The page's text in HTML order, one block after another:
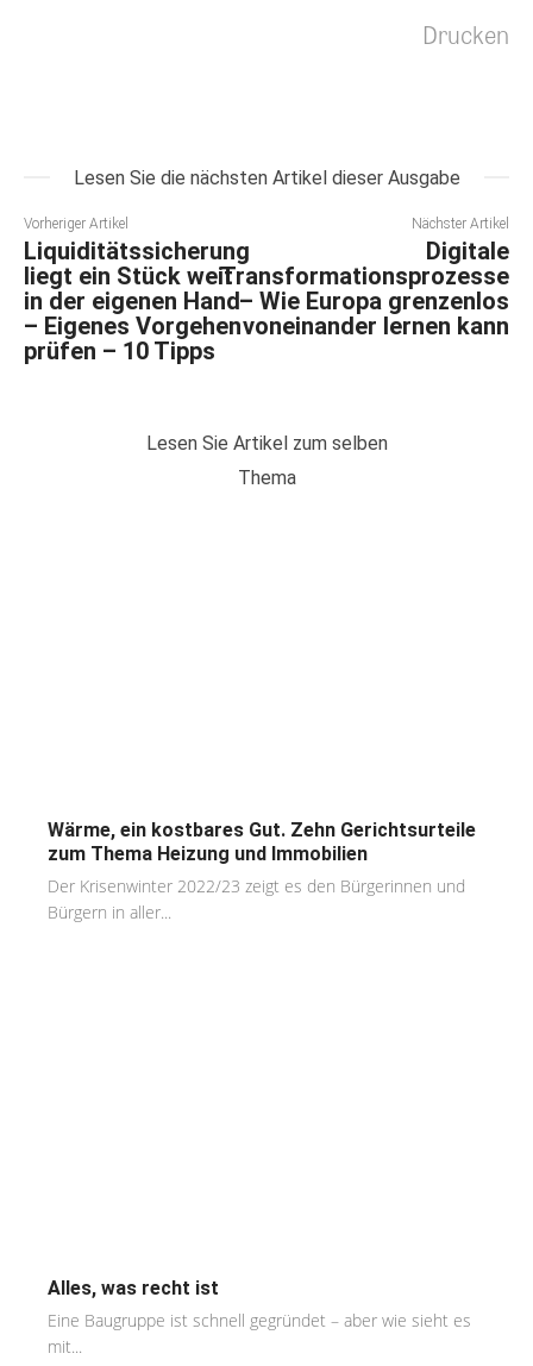
Drucken
Lesen Sie die nächsten Artikel dieser Ausgabe
Vorheriger Artikel
Liquiditätssicherung
liegt ein Stück weit
in der eigenen Hand
– Eigenes Vorgehen
prüfen – 10 Tipps
Nächster Artikel
Digitale
Transformationsprozesse
– Wie Europa grenzenlos
voneinander lernen kann
Lesen Sie Artikel zum selben
Thema
Wärme, ein kostbares Gut. Zehn Gerichtsurteile
zum Thema Heizung und Immobilien
Der Krisenwinter 2022/23 zeigt es den Bürgerinnen und
Bürgern in aller...
Alles, was recht ist
Eine Baugruppe ist schnell gegründet – aber wie sieht es
mit...